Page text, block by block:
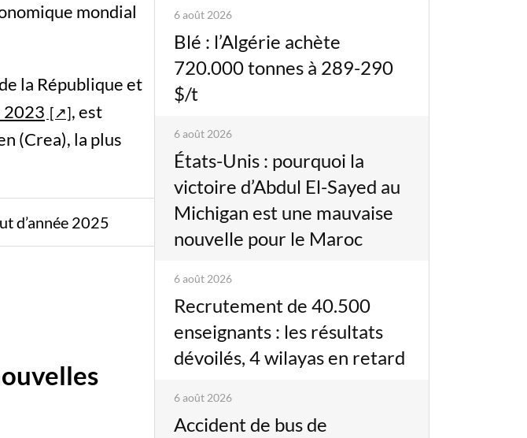
mondial
la République et
2023
, est
(Crea), la plus
d’année 2025
6 août 2026
Blé : l’Algérie achète
720.000 tonnes à 289-290
$/t
6 août 2026
États-Unis : pourquoi la
victoire d’Abdul El-Sayed au
Michigan est une mauvaise
nouvelle pour le Maroc
6 août 2026
Recrutement de 40.500
enseignants : les résultats
dévoilés, 4 wilayas en retard
6 août 2026
Accident de bus de